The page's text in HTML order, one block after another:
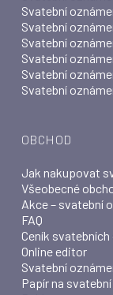
Svatební
Svatební
Svatební
Svatební
Svatební
Svatební
OBCHOD
Jak nakupovat
Všeobecné
Akce – svatební
FAQ
Ceník
Online editor
Svatební
Papír na